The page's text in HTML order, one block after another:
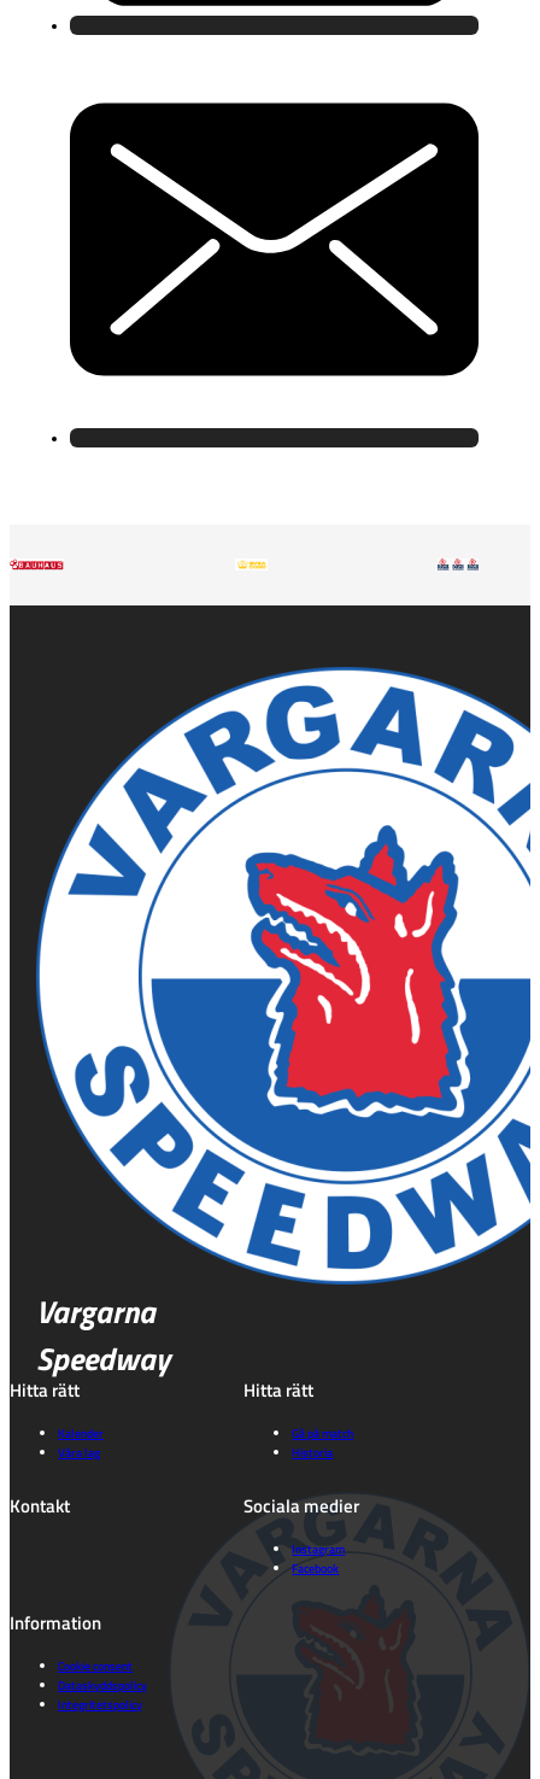
Vargarna
Speedway
Hitta rätt
Kalender
Våra lag
Hitta rätt
Gå på match
Historia
Kontakt Sociala medier
Instagram
Facebook
Information
Cookie consent
Dataskyddspolicy
Integritetspolicy